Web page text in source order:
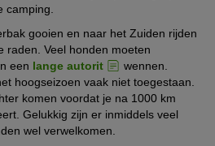
camping.
gooien en naar het Zuiden rijden
raden. Veel honden moeten
een lange autorit
wennen.
hoogseizoen vaak niet toegestaan.
komen voordat je na 1000 km
Gelukkig zijn er inmiddels veel
wel verwelkomen.